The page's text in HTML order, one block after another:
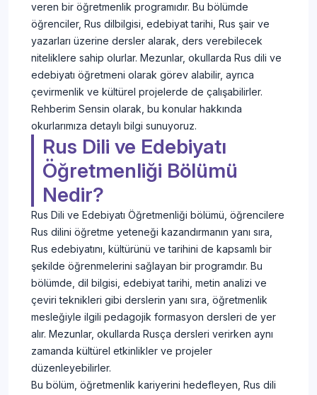
veren bir öğretmenlik programıdır. Bu bölümde
öğrenciler, Rus dilbilgisi, edebiyat tarihi, Rus şair ve
yazarları üzerine dersler alarak, ders verebilecek
niteliklere sahip olurlar. Mezunlar, okullarda Rus dili ve
edebiyatı öğretmeni olarak görev alabilir, ayrıca
çevirmenlik ve kültürel projelerde de çalışabilirler.
Rehberim Sensin olarak, bu konular hakkında
okurlarımıza detaylı bilgi sunuyoruz.
Rus Dili ve Edebiyatı
Öğretmenliği Bölümü
Nedir?
Rus Dili ve Edebiyatı Öğretmenliği bölümü, öğrencilere
Rus dilini öğretme yeteneği kazandırmanın yanı sıra,
Rus edebiyatını, kültürünü ve tarihini de kapsamlı bir
şekilde öğrenmelerini sağlayan bir programdır. Bu
bölümde, dil bilgisi, edebiyat tarihi, metin analizi ve
çeviri teknikleri gibi derslerin yanı sıra, öğretmenlik
mesleğiyle ilgili pedagojik formasyon dersleri de yer
alır. Mezunlar, okullarda Rusça dersleri verirken aynı
zamanda kültürel etkinlikler ve projeler
düzenleyebilirler.
Bu bölüm, öğretmenlik kariyerini hedefleyen, Rus dili